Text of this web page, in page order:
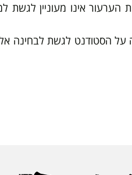
אינו מעוניין לגשת